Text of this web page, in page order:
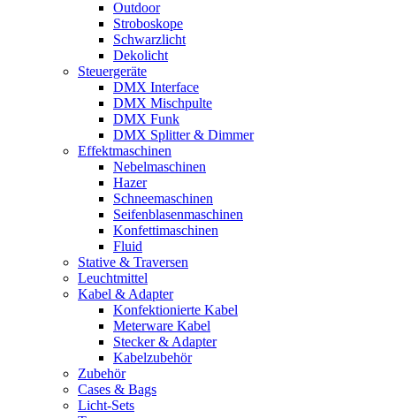
Outdoor
Stroboskope
Schwarzlicht
Dekolicht
Steuergeräte
DMX Interface
DMX Mischpulte
DMX Funk
DMX Splitter & Dimmer
Effektmaschinen
Nebelmaschinen
Hazer
Schneemaschinen
Seifenblasenmaschinen
Konfettimaschinen
Fluid
Stative & Traversen
Leuchtmittel
Kabel & Adapter
Konfektionierte Kabel
Meterware Kabel
Stecker & Adapter
Kabelzubehör
Zubehör
Cases & Bags
Licht-Sets